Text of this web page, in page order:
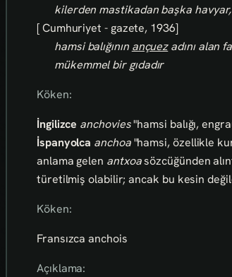
kilerden mastikadan başka havyar,
[ Cumhuriyet - gazete, 1936]
hamsi balığının ançuezadını alan
mükemmel bir gıdadır
Köken:
İngilizce anchovies"hamsi balığı,
İspanyolca anchoa"hamsi, özellikle
anlama gelen antxoasözcüğünden
türetilmiş olabilir; ancak bu kesin
Köken:
Fransızca anchois
Açıklama: